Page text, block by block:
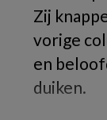
Zij
vorige
en
duiken.